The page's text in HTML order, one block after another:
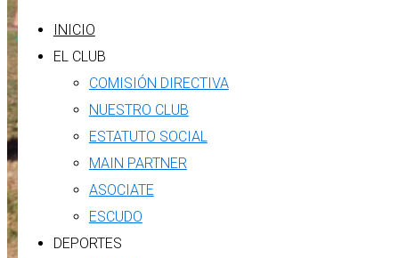
INICIO
EL CLUB
COMISIÓN DIRECTIVA
NUESTRO CLUB
ESTATUTO SOCIAL
MAIN PARTNER
ASOCIATE
ESCUDO
DEPORTES